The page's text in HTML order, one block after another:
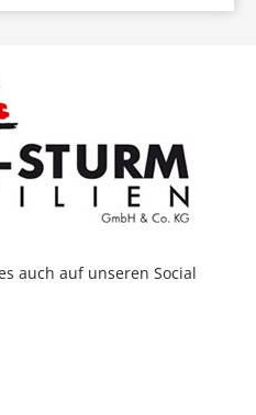
auch auf unseren Social